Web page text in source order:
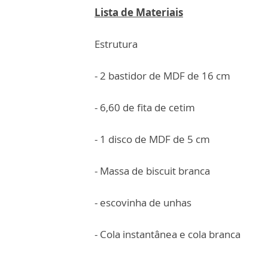
Lista de Materiais
Estrutura
- 2 bastidor de MDF de 16 cm
- 6,60 de fita de cetim
- 1 disco de MDF de 5 cm
- Massa de biscuit branca
- escovinha de unhas
- Cola instantânea e cola branca